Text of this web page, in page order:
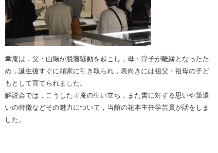
聿庵は，父・山陽が脱藩騒動を起こし，母・淳子が離縁となったた
め，誕生後すぐに頼家に引き取られ，表向きには祖父・祖母の子ど
もとして育てられました。
解説会では，こうした聿庵の生い立ち，また書に対する思いや筆遣
いの特徴などその魅力について，当館の花本主任学芸員が話をしま
した。